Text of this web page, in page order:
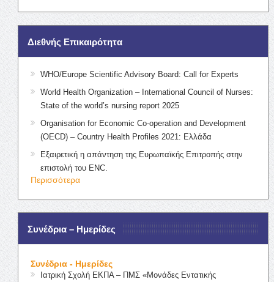
Διεθνής Επικαιρότητα
WHO/Europe Scientific Advisory Board: Call for Experts
World Health Organization – International Council of Nurses:
State of the world’s nursing report 2025
Organisation for Economic Co-operation and Development
(OECD) – Country Health Profiles 2021: Ελλάδα
Εξαιρετική η απάντηση της Ευρωπαϊκής Επιτροπής στην
επιστολή του ENC.
Περισσότερα
Συνέδρια – Ημερίδες
Συνέδρια - Ημερίδες
Ιατρική Σχολή ΕΚΠΑ – ΠΜΣ «Μονάδες Εντατικής